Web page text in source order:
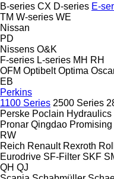
B-series CX D-series E-
TM W-series WE
Nissan
PD
Nissens O&K
F-series L-series MH RH
OFM Optibelt Optima
EB
Perkins
1100 Series 2500 Series
Perske Poclain Hydraulics
Pronar Qingdao Promising
RW
Reich Renault Rexroth
Eurodrive SF-Filter SKF
QH QJ